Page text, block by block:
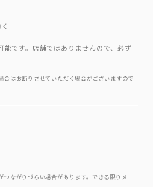
能です。店舗ではありませんので、必ず
はお断りさせていただく場合がございますので
ながりづらい場合があります。できる限りメー